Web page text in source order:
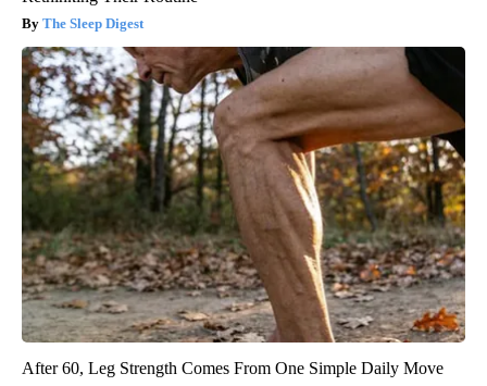
The Sleep Digest
After 60, Leg Strength Comes From One Simple Daily Move